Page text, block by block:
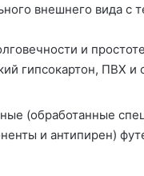
внешнего вида
и
гипсокартон, ПВХ и
(обработанные
и антипирен)